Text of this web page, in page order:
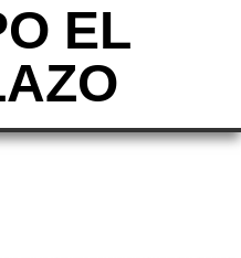
EL